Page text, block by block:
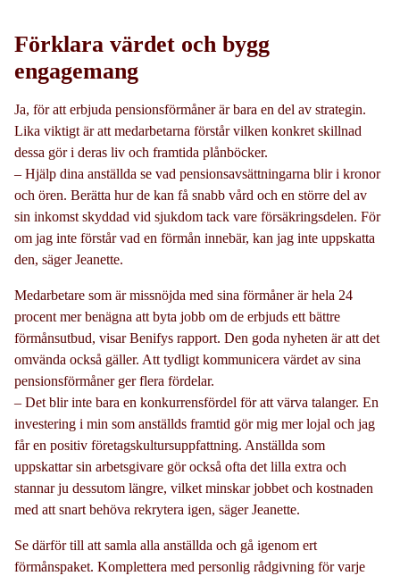
Förklara värdet och bygg
engagemang
Ja, för att erbjuda pensionsförmåner är bara en del av strategin.
Lika viktigt är att medarbetarna förstår vilken konkret skillnad
dessa gör i deras liv och framtida plånböcker.
– Hjälp dina anställda se vad pensionsavsättningarna blir i kronor
och ören. Berätta hur de kan få snabb vård och en större del av
sin inkomst skyddad vid sjukdom tack vare försäkringsdelen. För
om jag inte förstår vad en förmån innebär, kan jag inte uppskatta
den, säger Jeanette.
Medarbetare som är missnöjda med sina förmåner är hela 24
procent mer benägna att byta jobb om de erbjuds ett bättre
förmånsutbud, visar Benifys rapport. Den goda nyheten är att det
omvända också gäller. Att tydligt kommunicera värdet av sina
pensionsförmåner ger flera fördelar.
– Det blir inte bara en konkurrensfördel för att värva talanger. En
investering i min som anställds framtid gör mig mer lojal och jag
får en positiv företagskultursuppfattning. Anställda som
uppskattar sin arbetsgivare gör också ofta det lilla extra och
stannar ju dessutom längre, vilket minskar jobbet och kostnaden
med att snart behöva rekrytera igen, säger Jeanette.
Se därför till att samla alla anställda och gå igenom ert
förmånspaket. Komplettera med personlig rådgivning för varje